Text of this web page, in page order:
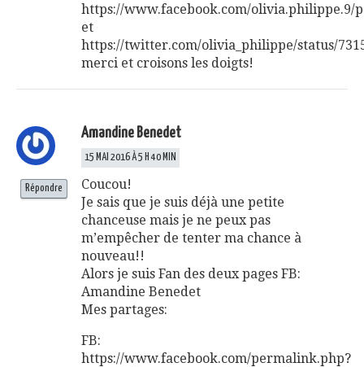
https://www.facebook.com/olivia.philippe.9/
et
https://twitter.com/olivia_philippe/status/
merci et croisons les doigts!
Amandine Benedet
15 MAI 2016 À 5 H 40 MIN
Coucou!
Je sais que je suis déjà une petite
chanceuse mais je ne peux pas
m’empêcher de tenter ma chance à
nouveau!!
Alors je suis Fan des deux pages FB:
Amandine Benedet
Mes partages:
FB:
https://www.facebook.com/permalink.php?
Répondre